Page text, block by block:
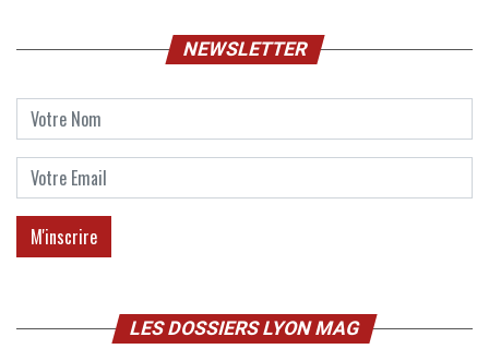
NEWSLETTER
LES DOSSIERS LYON MAG